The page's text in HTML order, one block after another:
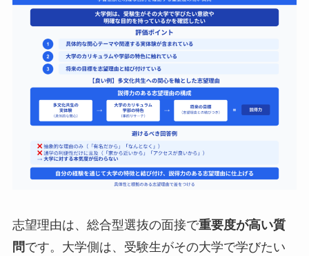
志望理由は、総合型選抜の面接で重要度が高い質
問です。大学側は、受験生がその大学で学びたい